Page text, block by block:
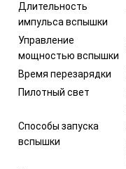
Длительность
импульса вспышки
Управление
мощностью вспышки
Время перезарядки
Пилотный свет
Способы запуска
вспышки